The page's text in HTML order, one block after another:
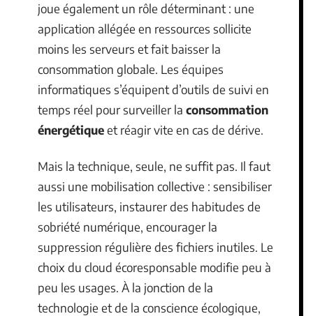
joue également un rôle déterminant : une
application allégée en ressources sollicite
moins les serveurs et fait baisser la
consommation globale. Les équipes
informatiques s’équipent d’outils de suivi en
temps réel pour surveiller la consommation
énergétiqueet réagir vite en cas de dérive.
Mais la technique, seule, ne suffit pas. Il faut
aussi une mobilisation collective : sensibiliser
les utilisateurs, instaurer des habitudes de
sobriété numérique, encourager la
suppression régulière des fichiers inutiles. Le
choix du cloud écoresponsable modifie peu à
peu les usages. À la jonction de la
technologie et de la conscience écologique,